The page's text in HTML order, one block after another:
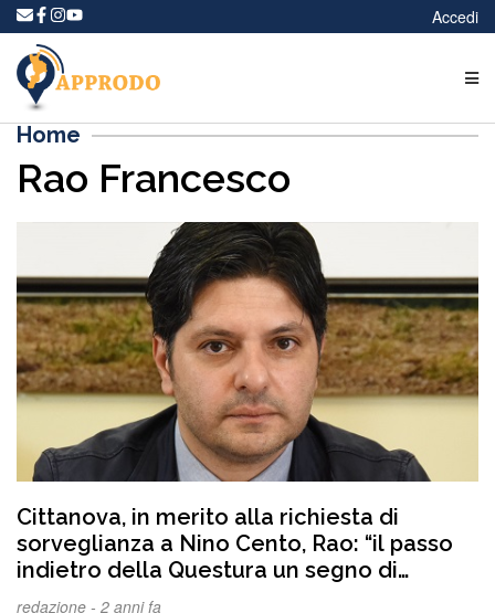
Accedi
Home
Rao Francesco
Cittanova, in merito alla richiesta di
sorveglianza a Nino Cento, Rao: “il passo
indietro della Questura un segno di
autonomia ed imparzialità degli apparati
redazione - 2 anni fa